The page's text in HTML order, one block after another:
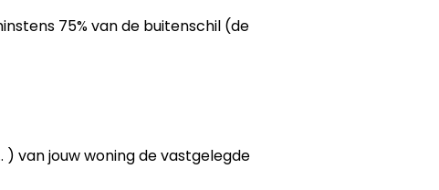
75% van de buitenschil (de
van jouw woning de vastgelegde